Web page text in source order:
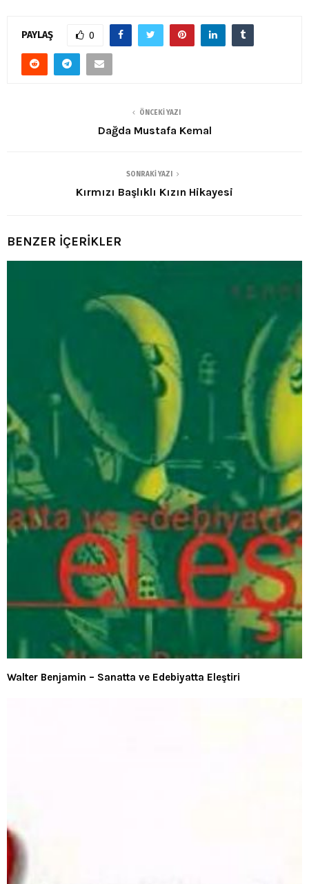
PAYLAŞ 0
ÖNCEKI YAZI
Dağda Mustafa Kemal
SONRAKI YAZI
Kırmızı Başlıklı Kızın Hikayesi
BENZER İÇERİKLER
Walter Benjamin – Sanatta ve Edebiyatta Eleştiri